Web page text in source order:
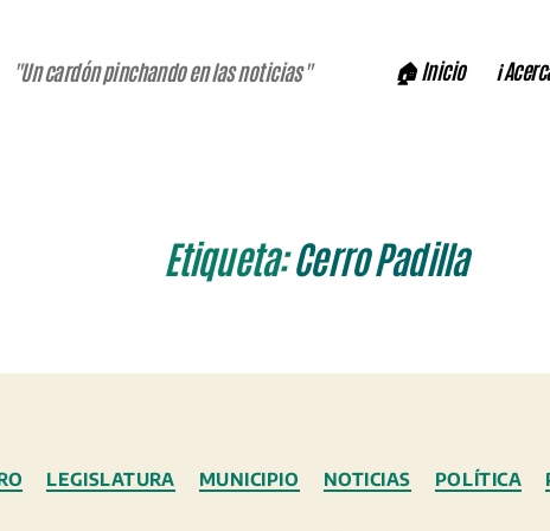
"Un cardón pinchando en las noticias" 🏠 Inicio ℹ️
Etiqueta:Cerro Padilla
Categorías
LEGISLATURA MUNICIPIO NOTICIAS POLÍTICA